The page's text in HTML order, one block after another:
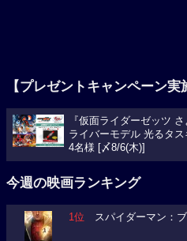
【プレゼントキャンペーン実
『仮面ライダーゼッツ
ライバーモデル 光るタス
4名様 [〆8/6(木)]
今週の映画ランキング
1位 スパイダーマン：